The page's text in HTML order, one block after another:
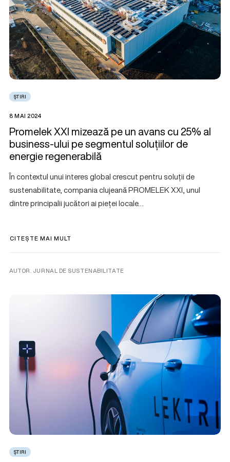
ȘTIRI
8 MAI 2024
Promelek XXI mizează pe un avans cu 25% al
business-ului pe segmentul soluțiilor de
energie regenerabilă
În contextul unui interes global crescut pentru soluții de
sustenabilitate, compania clujeană PROMELEK XXI, unul
dintre principalii jucători ai pieței locale…
CITEȘTE MAI MULT
AUTOR. JURNAL DE SUSTENABILITATE
ȘTIRI